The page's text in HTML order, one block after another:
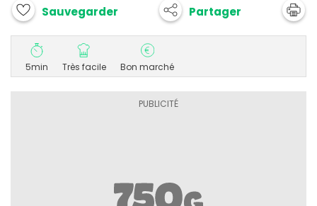
Sauvegarder Partager
5min Très facile Bon marché